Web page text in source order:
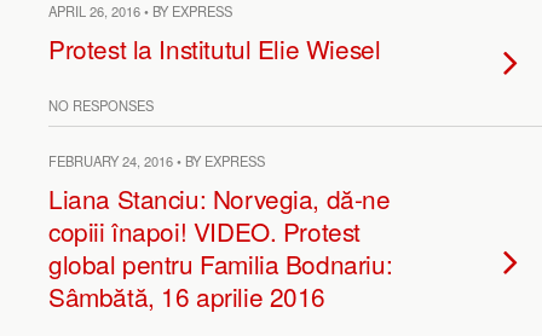
APRIL 26, 2016 • BY EXPRESS
Protest la Institutul Elie Wiesel
NO RESPONSES
FEBRUARY 24, 2016 • BY EXPRESS
Liana Stanciu: Norvegia, dă-ne
copiii înapoi! VIDEO. Protest
global pentru Familia Bodnariu:
Sâmbătă, 16 aprilie 2016